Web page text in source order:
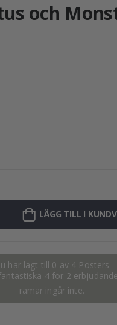
och
LÄGG TILL I
har lagt till 0 av 4 Posters
4 för 2
ramar ingår inte.